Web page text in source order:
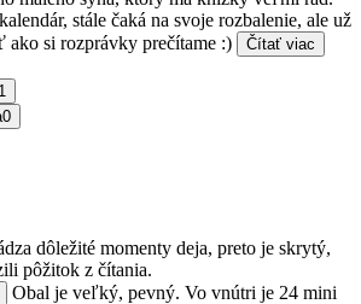
stále čaká na svoje rozbalenie, ale už
ako si rozprávky prečítame :)
Čítať viac
1
0
dôležité momenty deja, preto je skrytý,
pôžitok z čítania.
Obal je veľký, pevný. Vo vnútri je 24 mini